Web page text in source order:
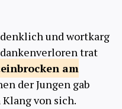
und wortkarg
trat
am
der Jungen gab
von sich.